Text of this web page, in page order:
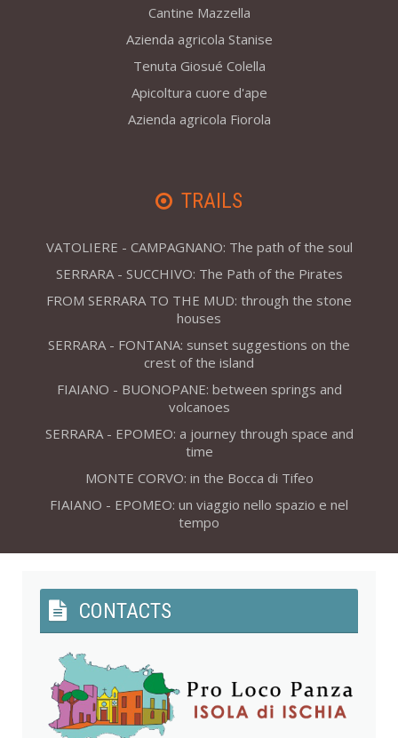
Cantine Mazzella
Azienda agricola Stanise
Tenuta Giosué Colella
Apicoltura cuore d'ape
Azienda agricola Fiorola
TRAILS
VATOLIERE - CAMPAGNANO: The path of the soul
SERRARA - SUCCHIVO: The Path of the Pirates
FROM SERRARA TO THE MUD: through the stone
houses
SERRARA - FONTANA: sunset suggestions on the
crest of the island
FIAIANO - BUONOPANE: between springs and
volcanoes
SERRARA - EPOMEO: a journey through space and
time
MONTE CORVO: in the Bocca di Tifeo
FIAIANO - EPOMEO: un viaggio nello spazio e nel
tempo
CONTACTS